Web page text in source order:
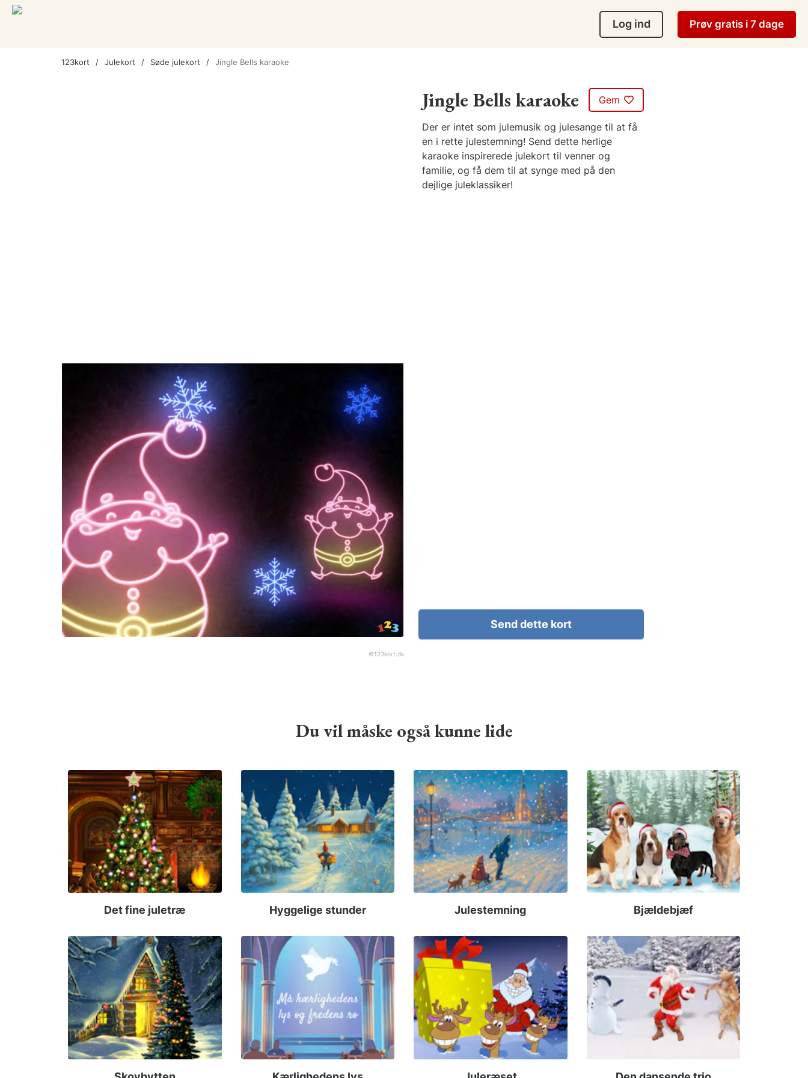
Log ind Prøv gratis i 7 dage
123kort Julekort Søde julekort Jingle Bells karaoke
©123kort.dk
Jingle Bells karaoke Gem
Der er intet som julemusik og julesange til at få
en i rette julestemning! Send dette herlige
karaoke inspirerede julekort til venner og
familie, og få dem til at synge med på den
dejlige juleklassiker!
Send dette kort
Du vil måske også kunne lide
Det fine juletræ Hyggelige stunder Julestemning Bjældebjæf